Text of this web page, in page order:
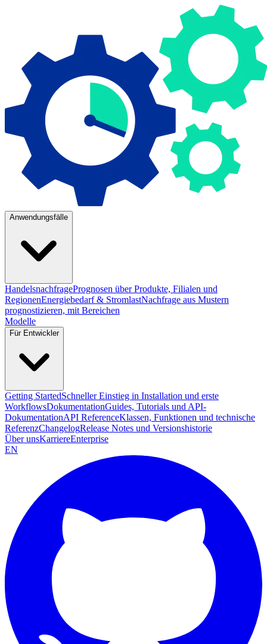
Anwendungsfälle
HandelsnachfragePrognosen über Produkte, Filialen und
RegionenEnergiebedarf & StromlastNachfrage aus Mustern
prognostizieren, mit Bereichen
Modelle
Für Entwickler
Getting StartedSchneller Einstieg in Installation und erste
WorkflowsDokumentationGuides, Tutorials und API-
DokumentationAPI ReferenceKlassen, Funktionen und technische
ReferenzChangelogRelease Notes und Versionshistorie
Über unsKarriereEnterprise
EN